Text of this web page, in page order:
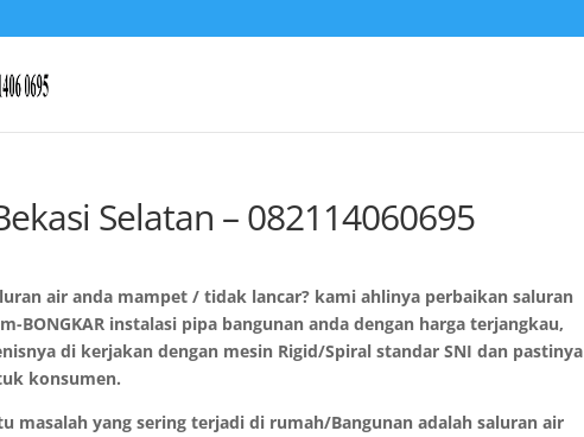
Selatan – 082114060695
air anda mampet / tidak lancar? kami ahlinya perbaikan saluran
BONGKAR instalasi pipa bangunan anda dengan harga terjangkau,
di kerjakan dengan mesin Rigid/Spiral standar SNI dan pastinya
konsumen.
masalah yang sering terjadi di rumah/Bangunan adalah saluran air